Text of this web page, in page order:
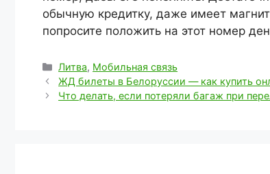
обычную кредитку, даже имеет
попросите положить на этот номер
Рубрики
Литва, Мобильная связь
ЖД билеты в Белоруссии — как купить
Что делать, если потеряли багаж при